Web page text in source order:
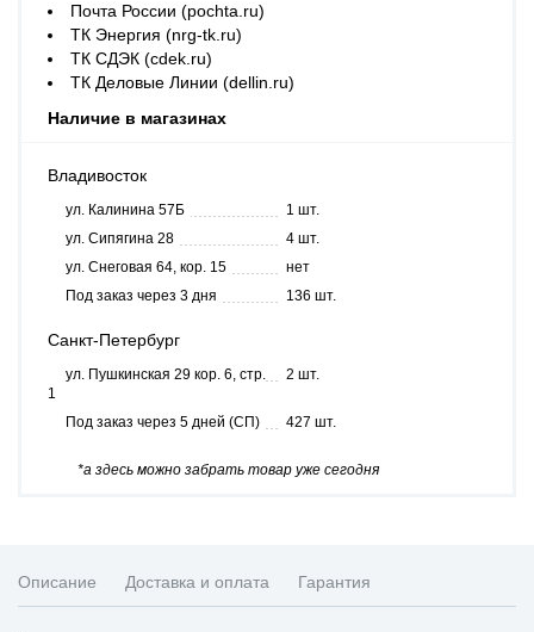
Почта России (pochta.ru)
ТК Энергия (nrg-tk.ru)
ТК СДЭК (cdek.ru)
ТК Деловые Линии (dellin.ru)
Наличие в магазинах
Владивосток
ул. Калинина 57Б
1 шт.
ул. Сипягина 28
4 шт.
ул. Снеговая 64, кор. 15
нет
Под заказ через 3 дня
136 шт.
Санкт-Петербург
ул. Пушкинская 29 кор. 6, стр.
1
2 шт.
Под заказ через 5 дней (СП) 427 шт.
*а здесь можно забрать товар уже сегодня
Описание Доставка и оплата Гарантия